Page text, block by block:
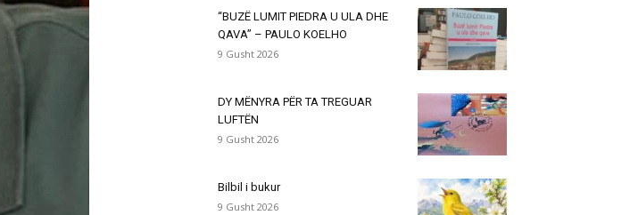
“BUZË LUMIT PIEDRA U ULA DHE
QAVA” – PAULO KOELHO
9 Gusht 2026
DY MËNYRA PËR TA TREGUAR
LUFTËN
9 Gusht 2026
Bilbil i bukur
9 Gusht 2026